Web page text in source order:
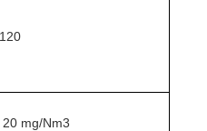
20 mg/Nm3